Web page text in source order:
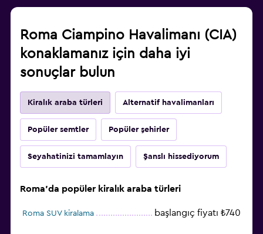
Roma Ciampino Havalimanı (CIA)
konaklamanız için daha iyi
sonuçlar bulun
Kiralık araba türleri Alternatif havalimanları
Popüler semtler Popüler şehirler
Seyahatinizi tamamlayın Şanslı hissediyorum
Roma'da popüler kiralık araba türleri
Roma SUV kiralama başlangıç fiyatı ₺740